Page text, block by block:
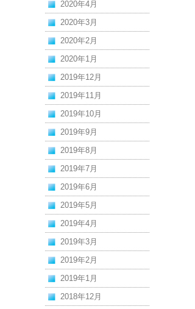
2020年4月
2020年3月
2020年2月
2020年1月
2019年12月
2019年11月
2019年10月
2019年9月
2019年8月
2019年7月
2019年6月
2019年5月
2019年4月
2019年3月
2019年2月
2019年1月
2018年12月